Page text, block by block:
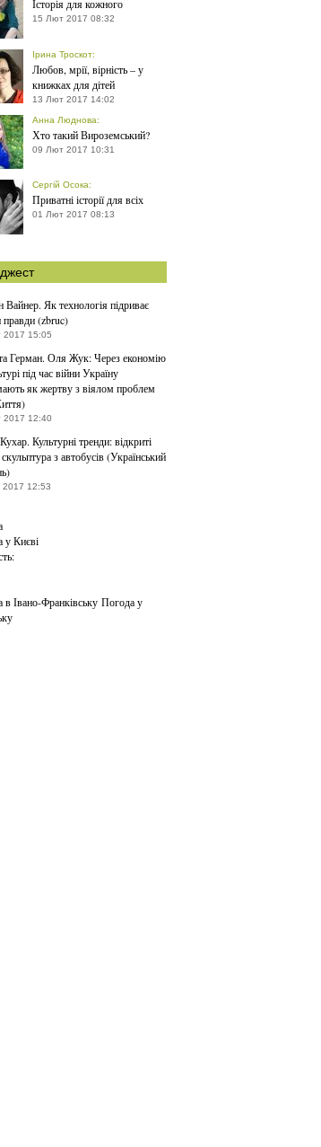
Історія для кожного
15 Лют 2017 08:32
Ірина Троскот:
Любов, мрії, вірність – у
книжках для дітей
13 Лют 2017 14:02
Анна Люднова:
Хто такий Вироземський?
09 Лют 2017 10:31
Сергій Осока:
Приватні історії для всіх
01 Лют 2017 08:13
Вайнер. Як технологія підриває
правди (zbruc)
2017 15:05
Герман. Оля Жук: Через економію
під час війни Україну
як жертву з віялом проблем
2017 12:40
Культурні тренди: відкриті
скульптура з автобусів (Український
2017 12:53
уКиєві
в Івано-Франківську Погода у